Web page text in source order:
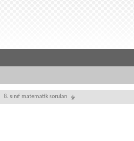
8. sınıf matematik soruları